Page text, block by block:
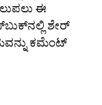
ಈ
ಶೇರ್
ಕಮೆಂಟ್